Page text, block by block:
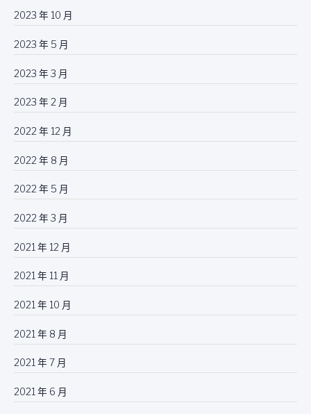
2023 年 10 月
2023 年 5 月
2023 年 3 月
2023 年 2 月
2022 年 12 月
2022 年 8 月
2022 年 5 月
2022 年 3 月
2021 年 12 月
2021 年 11 月
2021 年 10 月
2021 年 8 月
2021 年 7 月
2021 年 6 月